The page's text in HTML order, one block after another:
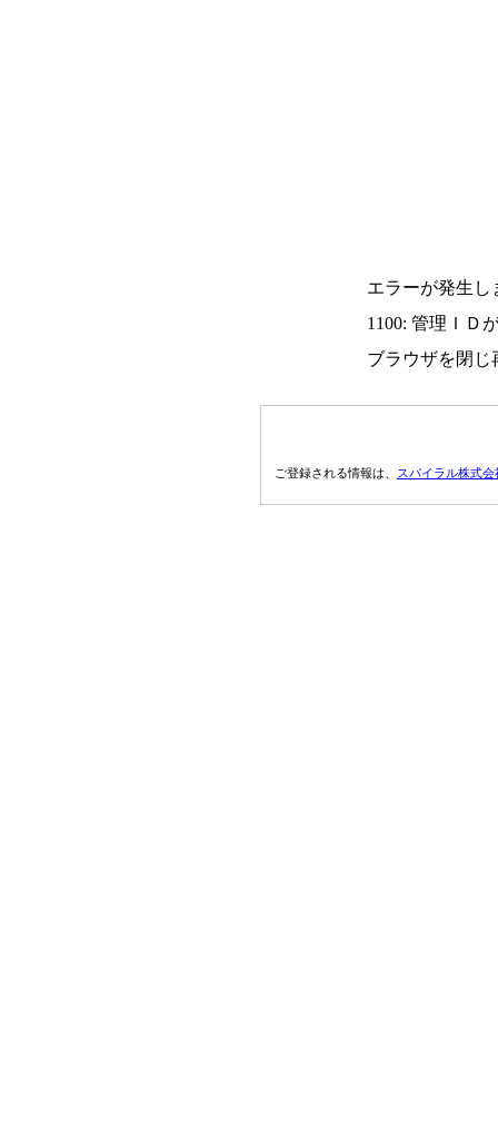
エラーが発生し
1100: 管理ＩＤ
ブラウザを閉じ
ご登録される情報は、 スパイラル株式会